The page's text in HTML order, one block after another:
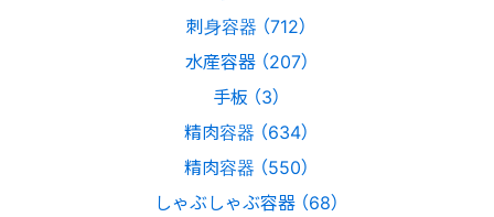
刺身容器 （712）
水産容器 （207）
手板 （3）
精肉容器 （634）
精肉容器 （550）
しゃぶしゃぶ容器 （68）